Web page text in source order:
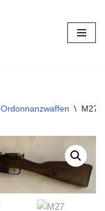
Ordonnanzwaffen \ M27